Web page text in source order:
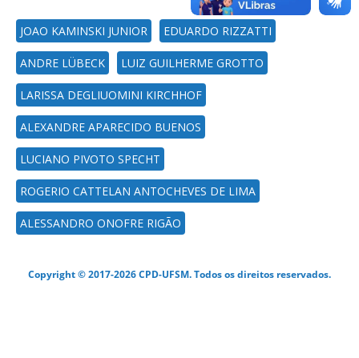
JOAO KAMINSKI JUNIOR EDUARDO RIZZATTI
ANDRE LÜBECK LUIZ GUILHERME GROTTO
LARISSA DEGLIUOMINI KIRCHHOF
ALEXANDRE APARECIDO BUENOS
LUCIANO PIVOTO SPECHT
ROGERIO CATTELAN ANTOCHEVES DE LIMA
ALESSANDRO ONOFRE RIGÃO
Copyright © 2017-2026 CPD-UFSM. Todos os direitos reservados.